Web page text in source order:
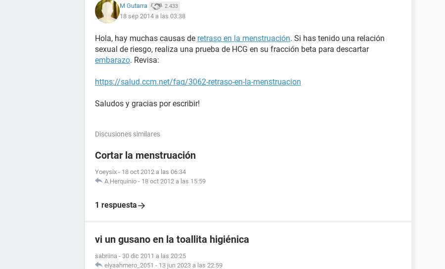
M Gutarra 2.433
18 sep 2014 a las 03:38
Hola, hay muchas causas de retraso en la menstruación. Si has tenido una relación
sexual de riesgo, realiza una prueba de HCG en su fracción beta para descartar
embarazo. Revisa:
https://salud.ccm.net/faq/3062-retraso-en-la-menstruacion
Saludos y gracias por escribir!
Discusiones similares
Cortar la menstruación
Yoeysix - 18 oct 2012 a las 06:34
A.Herquinio - 18 oct 2012 a las 15:59
1 respuesta
vi un gusano en la toallita higiénica
sabriina - 30 dic 2011 a las 20:25
elyaahmero_2051 - 13 jun 2023 a las 22:59